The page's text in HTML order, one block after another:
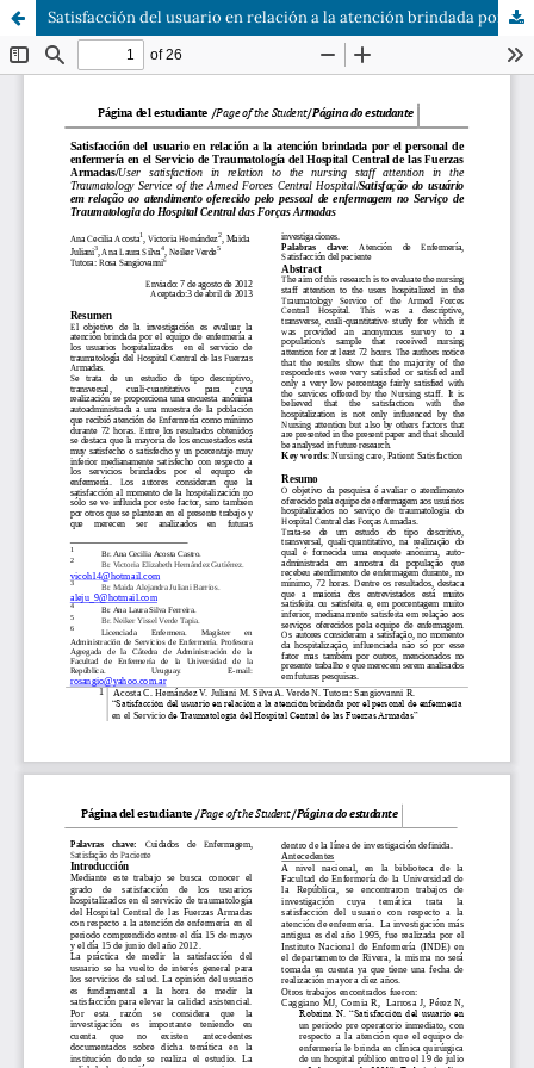
Satisfacción del usuario en relación a la atención brindada por el personal de enfermería en el Servicio de Traumatología del Hospital Central de las Fuerzas Armadas.